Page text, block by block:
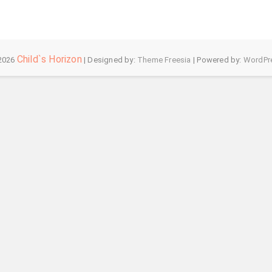
Child`s Horizon | Designed by: Theme Freesia | Powered by: